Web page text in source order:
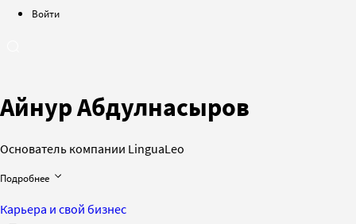
Войти
Айнур Абдулнасыров
Основатель компании LinguaLeo
Подробнее
Карьера и свой бизнес